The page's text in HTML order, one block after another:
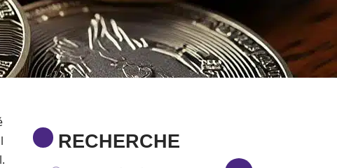
RECHERCHE